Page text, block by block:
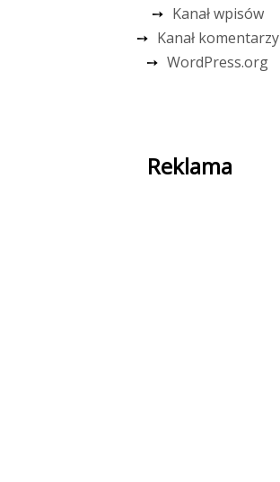
Kanał wpisów
Kanał komentarzy
WordPress.org
Reklama